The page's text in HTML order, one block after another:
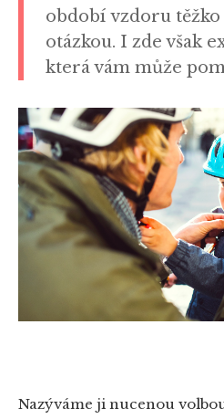
období vzdoru
otázkou. I zde však
která vám může
Nazýváme ji nucenou